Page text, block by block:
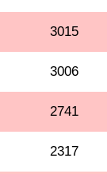
3015
3006
2741
2317